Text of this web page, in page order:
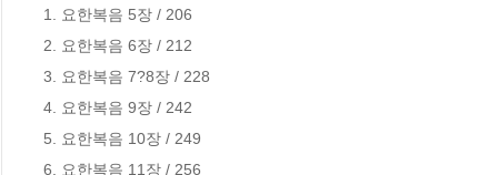
1. 요한복음 5장 / 206
2. 요한복음 6장 / 212
3. 요한복음 7?8장 / 228
4. 요한복음 9장 / 242
5. 요한복음 10장 / 249
6. 요한복음 11장 / 256